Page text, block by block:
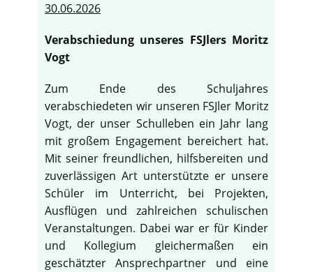
30.06.2026
Verabschiedung unseres FSJlers Moritz
Vogt
Zum Ende des Schuljahres
verabschiedeten wir unseren FSJler Moritz
Vogt, der unser Schulleben ein Jahr lang
mit großem Engagement bereichert hat.
Mit seiner freundlichen, hilfsbereiten und
zuverlässigen Art unterstützte er unsere
Schüler im Unterricht, bei Projekten,
Ausflügen und zahlreichen schulischen
Veranstaltungen. Dabei war er für Kinder
und Kollegium gleichermaßen ein
geschätzter Ansprechpartner und eine